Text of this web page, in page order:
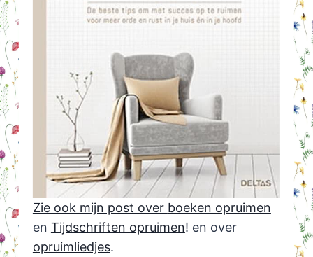
Zie ook mijn post over boeken opruimen
en Tijdschriften opruimen! en over
opruimliedjes.